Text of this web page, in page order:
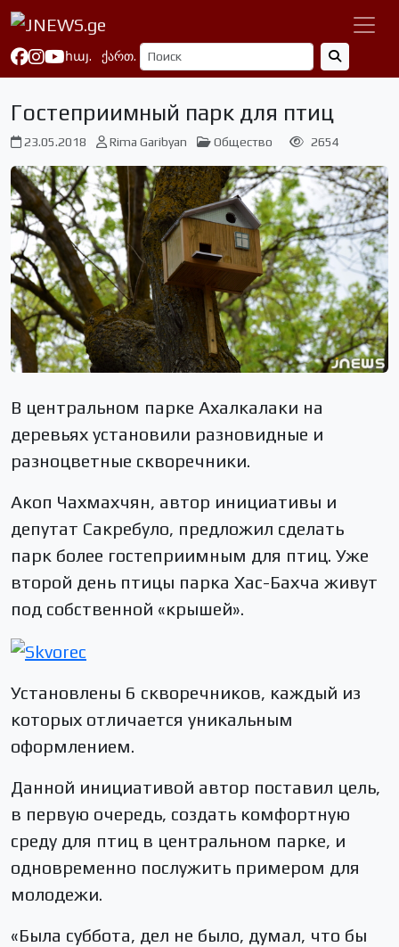
հայ. ქართ.
Гостеприимный парк для птиц
23.05.2018 Rima Garibyan Общество 2654
В центральном парке Ахалкалаки на
деревьях установили разновидные и
разноцветные скворечники.
Акоп Чахмахчян, автор инициативы и
депутат Сакребуло, предложил сделать
парк более гостеприимным для птиц. Уже
второй день птицы парка Хас-Бахча живут
под собственной «крышей».
Установлены 6 скворечников, каждый из
которых отличается уникальным
оформлением.
Данной инициативой автор поставил цель,
в первую очередь, создать комфортную
среду для птиц в центральном парке, и
одновременно послужить примером для
молодежи.
«Была суббота, дел не было, думал, что бы